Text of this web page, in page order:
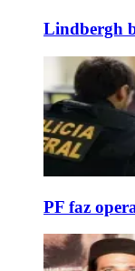
Lindbergh
PF faz